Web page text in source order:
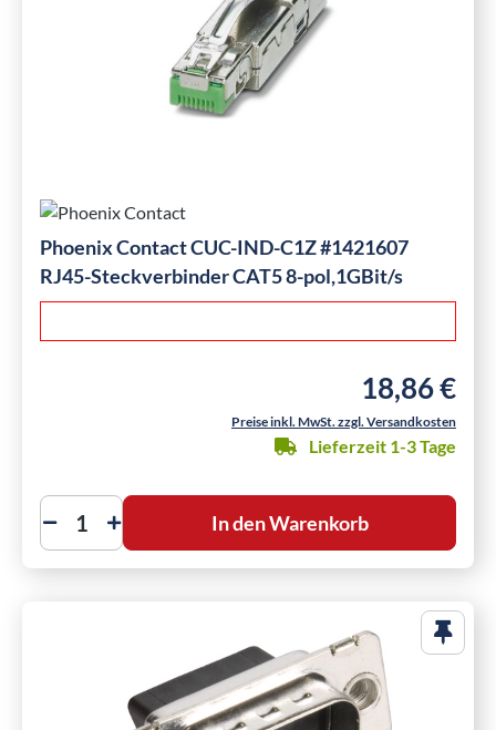
Phoenix Contact CUC-IND-C1Z #1421607
RJ45-Steckverbinder CAT5 8-pol,1GBit/s
Regulärer
18,86 €
Preise inkl. MwSt. zzgl. Versandkosten
Lieferzeit 1-3 Tage
In den Warenkorb